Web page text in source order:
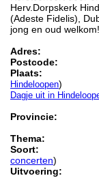
Herv.Dorpskerk
(Adeste Fidelis),
jong en oud
Adres:
Postcode:
Plaats:
Hindeloopen)
Dagje uit in
Provincie:
Thema:
Soort:
concerten)
Uitvoering: